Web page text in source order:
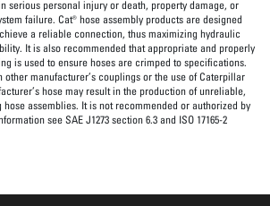
serious personal injury or death, property damage, or
failure. Cat® hose assembly products are designed
a reliable connection, thus maximizing hydraulic
It is also recommended that appropriate and properly
is used to ensure hoses are crimped to specifications.
other manufacturer’s couplings or the use of Caterpillar
hose may result in the production of unreliable,
assemblies. It is not recommended or authorized by
see SAE J1273 section 6.3 and ISO 17165-2